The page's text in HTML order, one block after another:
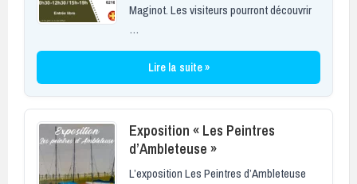
Maginot. Les visiteurs pourront découvrir
…
Lire la suite »
Exposition « Les Peintres
d’Ambleteuse »
L’exposition Les Peintres d’Ambleteuse